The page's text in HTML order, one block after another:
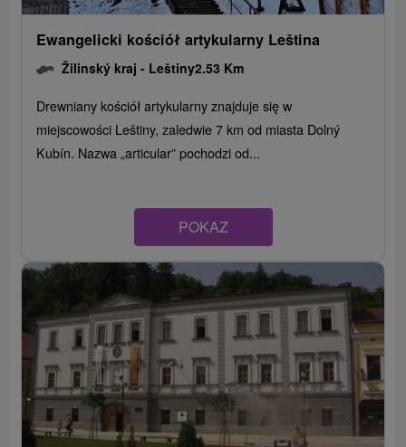
Ewangelicki kościół artykularny Leština
Žilinský kraj - Leštiny2.53 Km
Drewniany kościół artykularny znajduje się w
miejscowości Leštiny, zaledwie 7 km od miasta Dolný
Kubín. Nazwa „articular” pochodzi od...
POKAZ